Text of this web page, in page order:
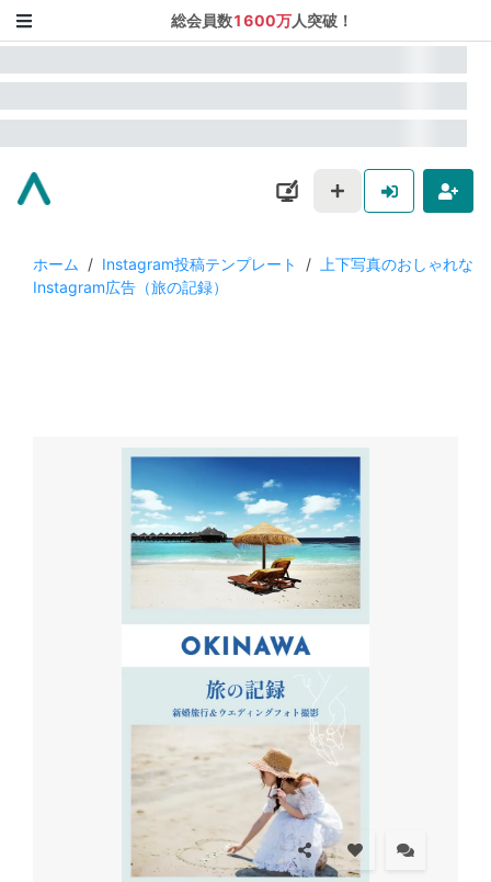
総会員数1600万人突破！
ホーム / Instagram投稿テンプレート /
上下写真のおしゃれな
Instagram広告（旅の記録）